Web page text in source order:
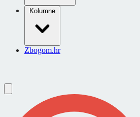
Kolumne
Zbogom.hr